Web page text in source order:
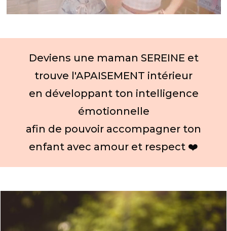
Deviens une maman SEREINE et
trouve l'APAISEMENT intérieur
en développant ton intelligence
émotionnelle
afin de pouvoir accompagner ton
enfant avec amour et respect ❤️